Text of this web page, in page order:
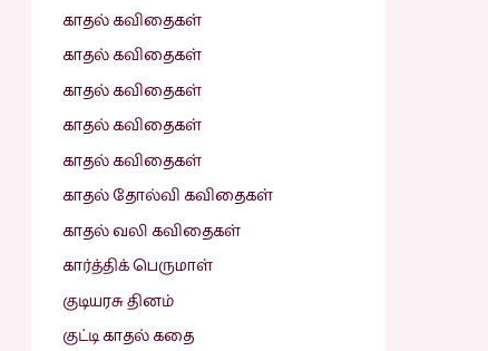
காதல் கவிதைகள்
காதல் கவிதைகள்
காதல் கவிதைகள்
காதல் கவிதைகள்
காதல் கவிதைகள்
காதல் தோல்வி கவிதைகள்
காதல் வலி கவிதைகள்
கார்த்திக் பெருமாள்
குடியரசு தினம்
குட்டி காதல் கதை